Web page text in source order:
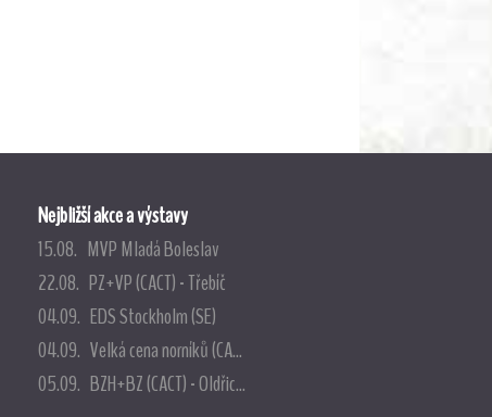
Nejbližší akce a výstavy
15.08. MVP Mladá Boleslav
22.08. PZ+VP (CACT) - Třebíč
04.09. EDS Stockholm (SE)
04.09. Velká cena norníků (CA...
05.09. BZH+BZ (CACT) - Oldřic...